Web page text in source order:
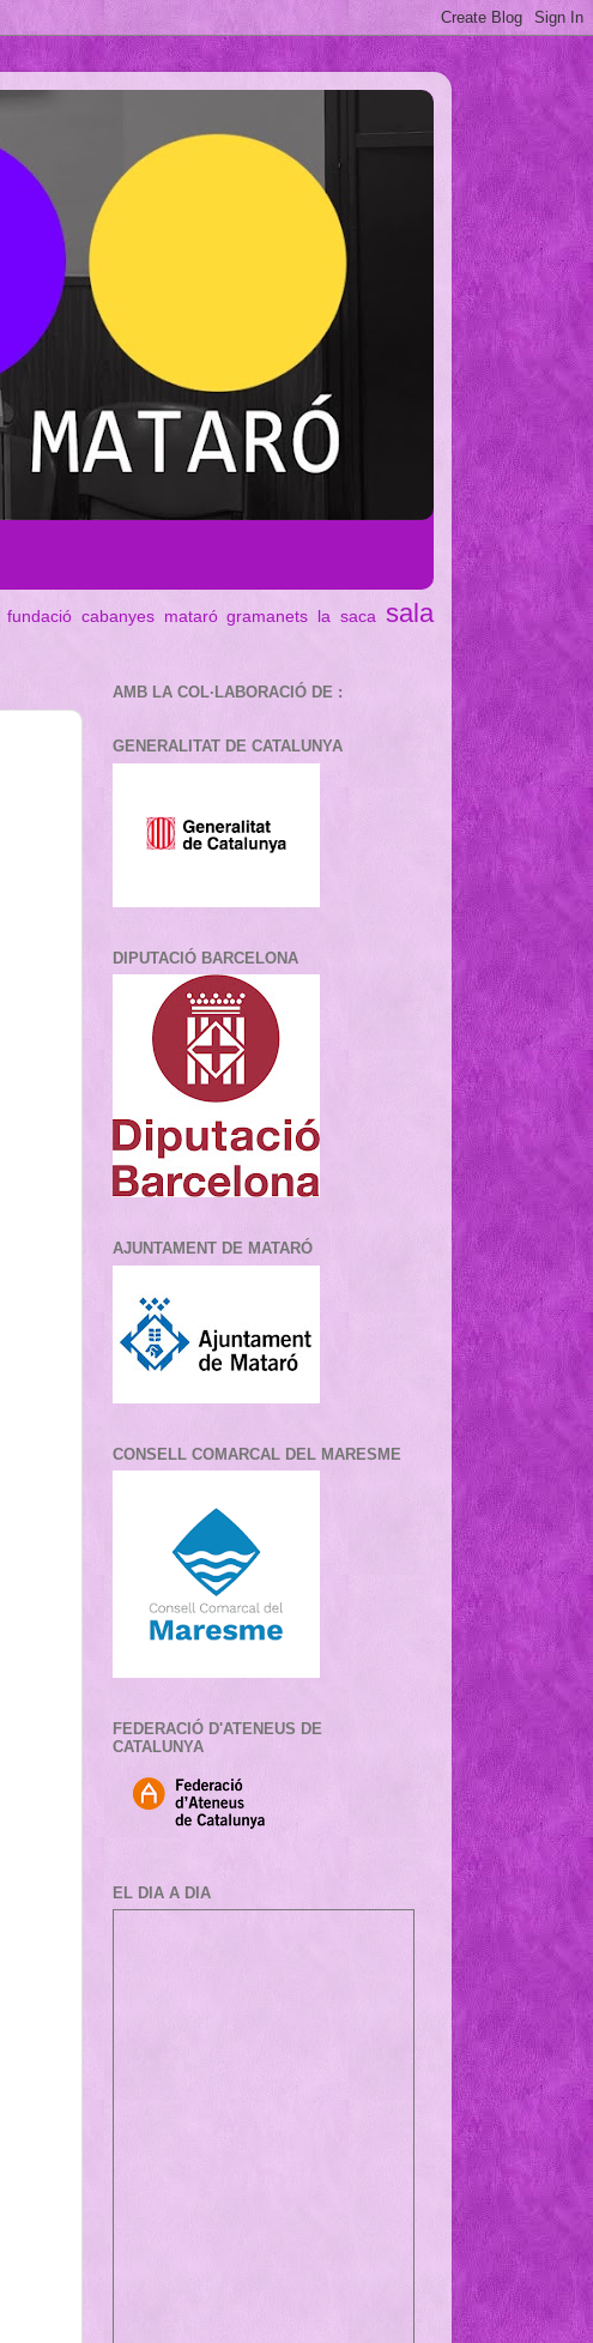
fundació cabanyes mataró gramanets la saca
sala
AMB LA COL·LABORACIÓ DE :
GENERALITAT DE CATALUNYA
DIPUTACIÓ BARCELONA
AJUNTAMENT DE MATARÓ
CONSELL COMARCAL DEL MARESME
FEDERACIÓ D'ATENEUS DE
CATALUNYA
EL DIA A DIA